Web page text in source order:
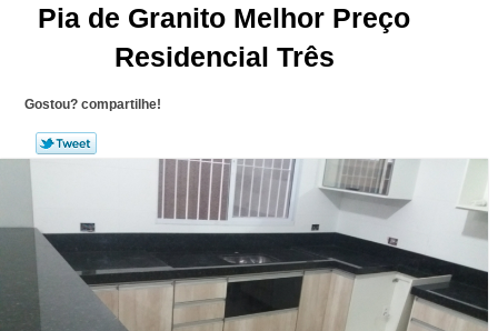
Pia de Granito Melhor Preço
Residencial Três
Gostou? compartilhe!